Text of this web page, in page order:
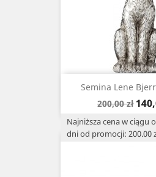
Semina Lene
Cena
200,00 zł
Najniższa cena w ciągu
dni od promocji: 200.00